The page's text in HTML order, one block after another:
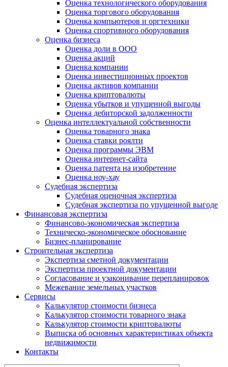
Оценка технологического оборудования
Оценка торгового оборудования
Оценка компьютеров и оргтехники
Оценка спортивного оборудования
Оценка бизнеса
Оценка доли в ООО
Оценка акций
Оценка компании
Оценка инвестиционных проектов
Оценка активов компании
Оценка криптовалюты
Оценка убытков и упущенной выгоды
Оценка дебиторской задолженности
Оценка интеллектуальной собственности
Оценка товарного знака
Оценка ставки роялти
Оценка программы ЭВМ
Оценка интернет-сайта
Оценка патента на изобретение
Оценка ноу-хау
Судебная экспертиза
Судебная оценочная экспертиза
Судебная экспертиза по упущенной выгоде
Финансовая экспертиза
Финансово-экономическая экспертиза
Техническо-экономическое обоснование
Бизнес-планирование
Строительная экспертиза
Экспертиза сметной документации
Экспертиза проектной документации
Согласование и узаконивание перепланировок
Межевание земельных участков
Сервисы
Калькулятор стоимости бизнеса
Калькулятор стоимости товарного знака
Калькулятор стоимости криптовалюты
Выписка об основных характеристиках объекта
недвижимости
Контакты